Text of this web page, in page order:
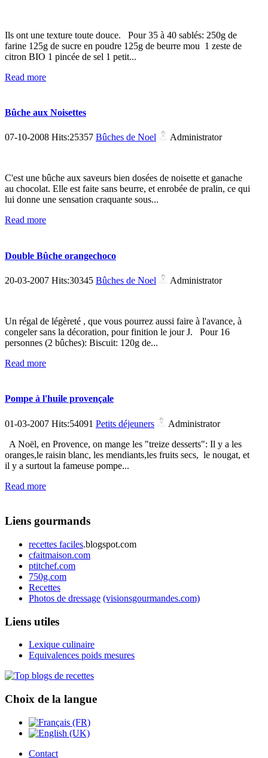
Ils ont une texture toute douce. Pour 35 à 40 sablés: 250g de
farine 125g de sucre en poudre 125g de beurre mou 1 zeste de
citron BIO 1 pincée de sel 1 petit...
Read more
Bûche aux Noisettes
07-10-2008 Hits:25357 Bûches de Noel Administrator
C'est une bûche aux saveurs bien dosées de noisette et ganache
au chocolat. Elle est faite sans beurre, et enrobée de pralin, ce qui
lui donne une sensation craquante sous...
Read more
Double Bûche orangechoco
20-03-2007 Hits:30345 Bûches de Noel Administrator
Un régal de légèreté , que vous pourrez aussi faire à l'avance, à
congeler sans la décoration, pour finition le jour J. Pour 16
personnes (2 bûches): Biscuit: 120g de...
Read more
Pompe à l'huile provençale
01-03-2007 Hits:54091 Petits déjeuners
Administrator
A Noël, en Provence, on mange les "treize desserts": Il y a les
oranges,le raisin blanc, les mendiants,les fruits secs, le nougat, et
il y a surtout la fameuse pompe...
Read more
Liens gourmands
recettes faciles.blogspot.com
cfaitmaison.com
ptitchef.com
750g.com
Recettes
Photos de dressage (visionsgourmandes.com)
Liens utiles
Lexique culinaire
Equivalences poids mesures
Choix de la langue
Contact